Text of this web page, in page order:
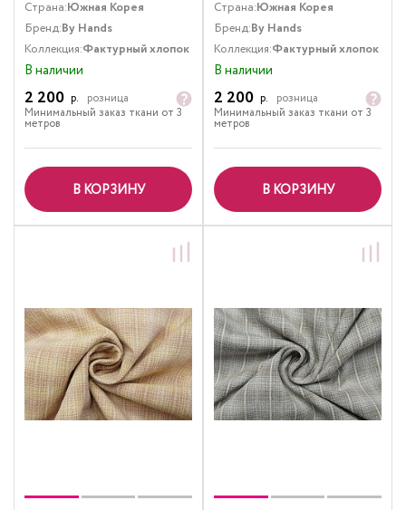
Страна:Южная Корея
Бренд:By Hands
Коллекция:Фактурный хлопок
В наличии
2 200 р.
розница
Минимальный заказ ткани от 3
метров
В КОРЗИНУ
Страна:Южная Корея
Бренд:By Hands
Коллекция:Фактурный хлопок
В наличии
2 200 р.
розница
Минимальный заказ ткани от 3
метров
В КОРЗИНУ